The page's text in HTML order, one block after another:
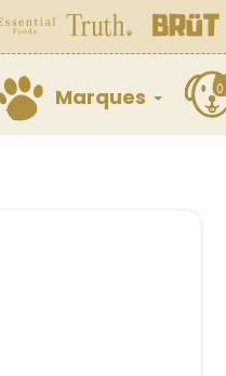
Marques